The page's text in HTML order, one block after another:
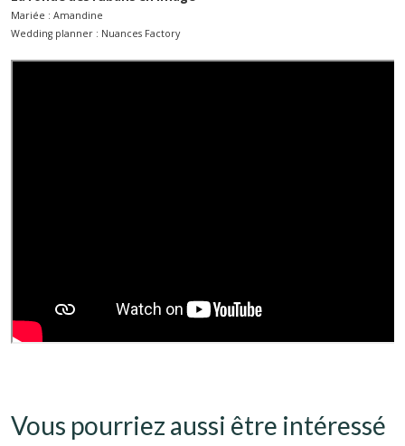
Mariée : Amandine
Wedding planner : Nuances Factory
Vous pourriez aussi être intéressé